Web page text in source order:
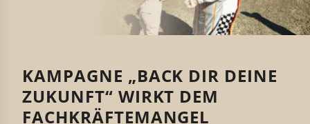
KAMPAGNE „BACK DIR DEINE
ZUKUNFT“ WIRKT DEM
FACHKRÄFTEMANGEL